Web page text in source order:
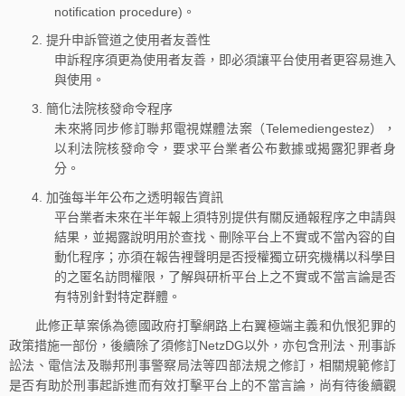
notification procedure)。
提升申訴管道之使用者友善性
申訴程序須更為使用者友善，即必須讓平台使用者更容易進入
與使用。
簡化法院核發命令程序
未來將同步修訂聯邦電視媒體法案（Telemediengestez），
以利法院核發命令，要求平台業者公布數據或揭露犯罪者身
分。
加強每半年公布之透明報告資訊
平台業者未來在半年報上須特別提供有關反通報程序之申請與
結果，並揭露說明用於查找、刪除平台上不實或不當內容的自
動化程序；亦須在報告裡聲明是否授權獨立研究機構以科學目
的之匿名訪問權限，了解與研析平台上之不實或不當言論是否
有特別針對特定群體。
此修正草案係為德國政府打擊網路上右翼極端主義和仇恨犯罪的
政策措施一部份，後續除了須修訂NetzDG以外，亦包含刑法、刑事訴
訟法、電信法及聯邦刑事警察局法等四部法規之修訂，相關規範修訂
是否有助於刑事起訴進而有效打擊平台上的不當言論，尚有待後續觀